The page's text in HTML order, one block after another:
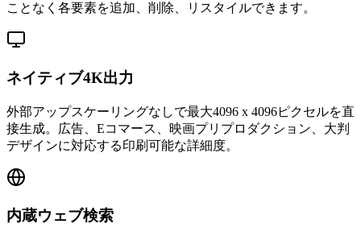
ことなく各要素を追加、削除、リスタイルできます。
ネイティブ4K出力
外部アップスケーリングなしで最大4096 x 4096ピクセルを直
接生成。広告、Eコマース、映画プリプロダクション、大判
デザインに対応する印刷可能な詳細度。
内蔵ウェブ検索